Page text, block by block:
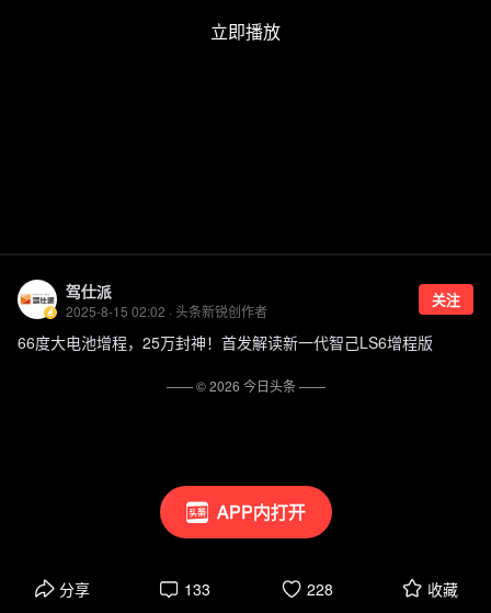
APP内打开
驾仕派
2025-8-15 02:02 · 头条新锐创作者
关注
66度大电池增程，25万封神！首发解读新一代智己LS6增程版
分享 133 228 收藏
—— ©2026 今日头条——